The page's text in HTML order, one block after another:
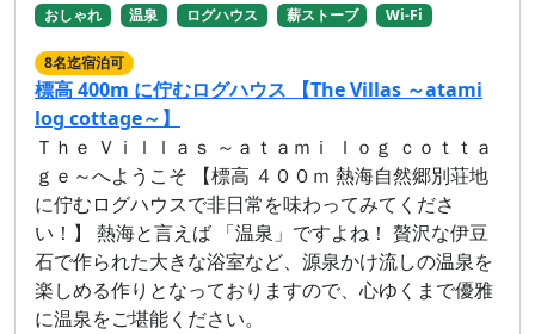
おしゃれ
温泉 ログハウス 薪ストーブ Wi-Fi
8名迄宿泊可
標高 400m に佇むログハウス 【The Villas ～atami
log cottage～】
Ｔｈｅ Ｖｉｌｌａｓ ～ａｔａｍｉ ｌｏｇ ｃｏｔｔａ
ｇｅ～へようこそ 【標高 ４００ｍ 熱海自然郷別荘地
に佇むログハウスで非日常を味わってみてくださ
い！】 熱海と言えば 「温泉」ですよね！ 贅沢な伊豆
石で作られた大きな浴室など、源泉かけ流しの温泉を
楽しめる作りとなっておりますので、心ゆくまで優雅
に温泉をご堪能ください。